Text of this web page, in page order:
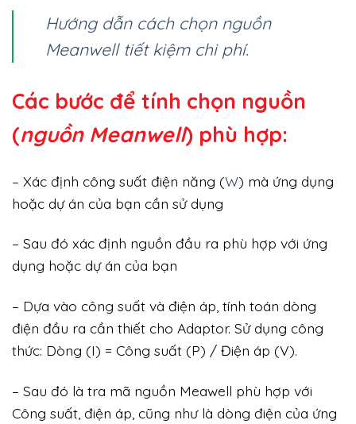
Hướng dẫn cách chọn nguồn
Meanwell tiết kiệm chi phí.
Các bước để tính chọn nguồn
(nguồn Meanwell) phù hợp:
– Xác định công suất điện năng (W) mà ứng dụng
hoặc dự án của bạn cần sử dụng
– Sau đó xác định nguồn đầu ra phù hợp với ứng
dụng hoặc dự án của bạn
– Dựa vào công suất và điện áp, tính toán dòng
điện đầu ra cần thiết cho Adaptor. Sử dụng công
thức: Dòng (I) = Công suất (P) / Điện áp (V).
– Sau đó là tra mã nguồn Meawell phù hợp với
Công suất, điện áp, cũng như là dòng điện của ứng